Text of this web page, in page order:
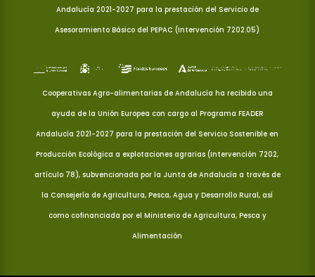
Andalucía 2021-2027 para la prestación del Servicio de
Asesoramiento Básico del PEPAC (Intervención 7202.05)
Cooperativas Agro-alimentarias de Andalucía ha recibido una
ayuda de la Unión Europea con cargo al Programa FEADER
Andalucía 2021-2027 para la prestación del Servicio Sostenible en
Producción Ecológica a explotaciones agrarias (Intervención 7202,
artículo 78), subvencionada por la Junta de Andalucía a través de
la Consejería de Agricultura, Pesca, Agua y Desarrollo Rural, así
como cofinanciada por el Ministerio de Agricultura, Pesca y
Alimentación